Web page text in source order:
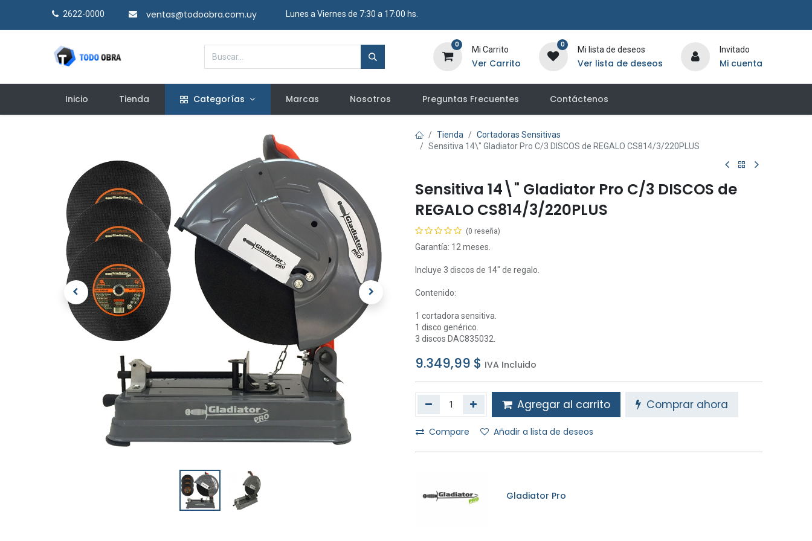
2622-0000​ ventas@todoobra.com.uy ​ Lunes a Viernes de 7:30 a 17:00 hs.
0
Mi Carrito
Ver Carrito
0
Mi lista de deseos
Ver lista de deseos
Invitado
Mi cuenta
Inicio Tienda Categorías Marcas Nosotros Preguntas Frecuentes Contáctenos
Tienda
Cortadoras Sensitivas
Sensitiva 14\" Gladiator Pro C/3 DISCOS de REGALO CS814/3/220PLUS
Sensitiva 14\" Gladiator Pro C/3 DISCOS de
REGALO CS814/3/220PLUS
(0 reseña)
Garantía: 12 meses.
Incluye 3 discos de 14" de regalo.
Contenido:
1 cortadora sensitiva.
1 disco genérico.
3 discos DAC835032.
9.349,99 $ IVA Incluido
Agregar al carrito Comprar ahora
Compare Añadir a lista de deseos
Gladiator Pro